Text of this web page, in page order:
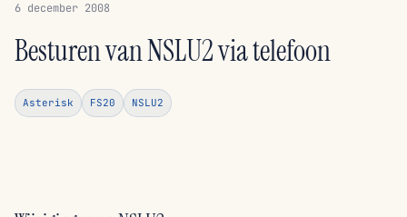
6 december 2008
Besturen van NSLU2 via telefoon
Asterisk FS20 NSLU2